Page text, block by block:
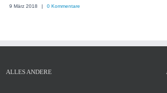
9 März 2018 | 0 Kommentare
ALLES ANDERE